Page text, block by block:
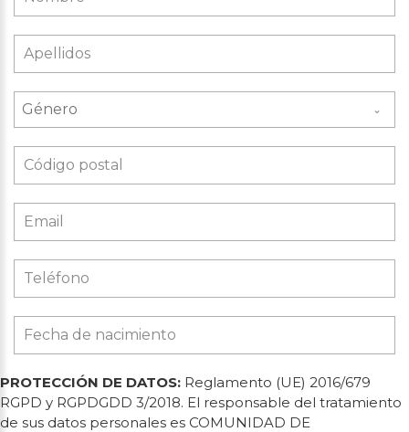
Género
PROTECCIÓN DE DATOS: Reglamento (UE) 2016/679
RGPD y RGPDGDD 3/2018. El responsable del tratamiento
de sus datos personales es COMUNIDAD DE